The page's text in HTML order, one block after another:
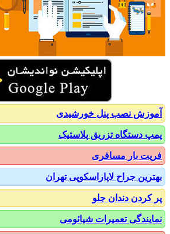
نصب پنل خورشیدی
دستگاه تزریق پلاستیک
بار مسافری
جراح لاپاراسکوپی تهران
دندان جلو
تعمیرات شیائومی